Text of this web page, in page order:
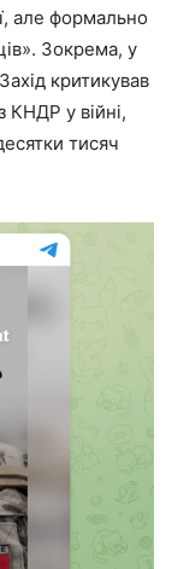
але формально
Зокрема, у
критикував
КНДР у війні,
тисяч